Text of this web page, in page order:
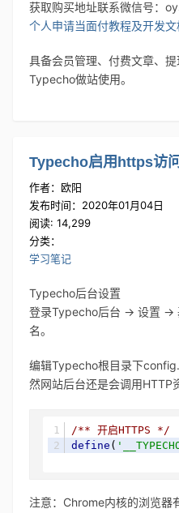
获取购买地址联系微信号：
个人申请当面付教程及开发
具备会员管理、付费文章、
Typecho做站使用。
Typecho启用https访
作者：欧阳
发布时间：2020年01月04日
阅读: 14,299
分类：
学习笔记
Typecho后台设置
登录Typecho后台 -> 设置 -
名。
编辑Typecho根目录下
然网站后台还是会调用HTTP
/** 开启HTTPS */
define (
注意：Chrome内核的浏览器